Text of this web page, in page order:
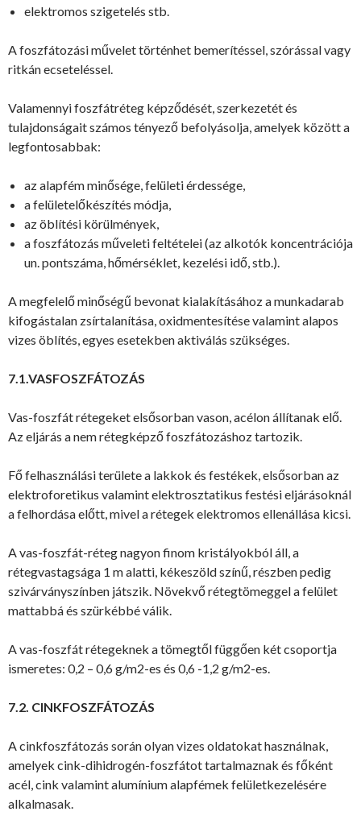
elektromos szigetelés stb.
A foszfátozási művelet történhet bemerítéssel, szórással vagy
ritkán ecseteléssel.
Valamennyi foszfátréteg képződését, szerkezetét és
tulajdonságait számos tényező befolyásolja, amelyek között a
legfontosabbak:
az alapfém minősége, felületi érdessége,
a felületelőkészítés módja,
az öblítési körülmények,
a foszfátozás műveleti feltételei (az alkotók koncentrációja
un. pontszáma, hőmérséklet, kezelési idő, stb.).
A megfelelő minőségű bevonat kialakításához a munkadarab
kifogástalan zsírtalanítása, oxidmentesítése valamint alapos
vizes öblítés, egyes esetekben aktiválás szükséges.
7.1.VASFOSZFÁTOZÁS
Vas-foszfát rétegeket elsősorban vason, acélon állítanak elő.
Az eljárás a nem rétegképző foszfátozáshoz tartozik.
Fő felhasználási területe a lakkok és festékek, elsősorban az
elektroforetikus valamint elektrosztatikus festési eljárásoknál
a felhordása előtt, mivel a rétegek elektromos ellenállása kicsi.
A vas-foszfát-réteg nagyon finom kristályokból áll, a
rétegvastagsága 1 m alatti, kékeszöld színű, részben pedig
szivárványszínben játszik. Növekvő rétegtömeggel a felület
mattabbá és szürkébbé válik.
A vas-foszfát rétegeknek a tömegtől függően két csoportja
ismeretes: 0,2 – 0,6 g/m2-es és 0,6 -1,2 g/m2-es.
7.2. CINKFOSZFÁTOZÁS
A cinkfoszfátozás során olyan vizes oldatokat használnak,
amelyek cink-dihidrogén-foszfátot tartalmaznak és főként
acél, cink valamint alumínium alapfémek felületkezelésére
alkalmasak.